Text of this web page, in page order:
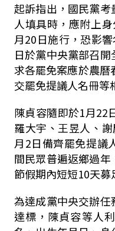
起訴指出，國民黨
人填具時，應附上
月20日施行，恐影
日於黨中央黨部召
求各罷免案應於農曆
交罷免提議人名冊等
陳貞容隨即於1月22
羅大宇、王昱人、
月2日備齊罷免提議
間民眾普遍返鄉過
節假期內短短10天募
為達成黨中央交辦
達標，陳貞容等人